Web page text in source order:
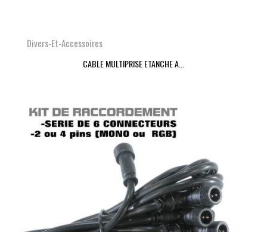
Divers-Et-Accessoires
CABLE MULTIPRISE ETANCHE A...